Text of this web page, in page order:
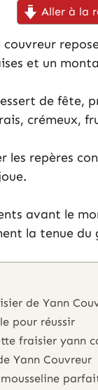
Aller à la
et un
de fête,
crémeux,
les repères
avant le
la tenue du
de Yann
pour réussir
fraisier yann
Yann Couvreur
mousseline